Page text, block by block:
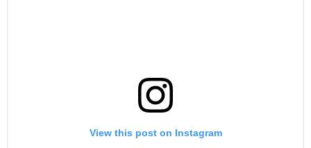
View this post on Instagram